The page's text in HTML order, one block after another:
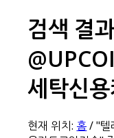
검색 결
세탁신
현재 위치: 홈 / "텔